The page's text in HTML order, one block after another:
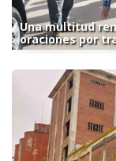
Una multitud
oraciones por